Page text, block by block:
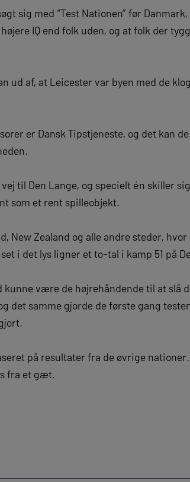
sig med “Test Nationen” før
IQ end folk uden, og at folk der
ud af, at Leicester var byen med de
er Dansk Tipstjeneste, og det kan
vej til Den Lange, og specielt én skiller
som et rent spilleobjekt.
New Zealand og alle andre steder,
i det lys ligner et to-tal i kamp 51 på
være de højrehåndende til at slå
det samme gjorde de første gang
på resultater fra de øvrige
fra et gæt.